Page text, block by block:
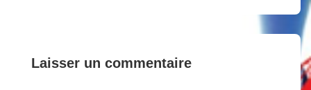
Laisser un commentaire